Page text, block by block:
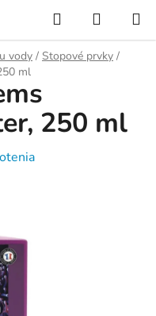
Hľadať
KOŠÍK
vody / Stopové prvky /
ml
250 ml